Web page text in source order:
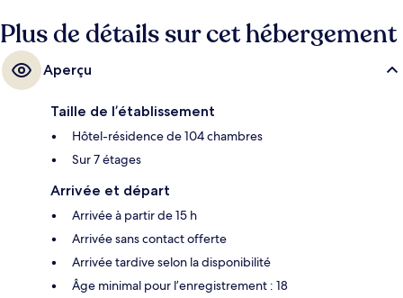
Plus de détails sur cet hébergement
Aperçu
Taille de l’établissement
Hôtel-résidence de 104 chambres
Sur 7 étages
Arrivée et départ
Arrivée à partir de 15 h
Arrivée sans contact offerte
Arrivée tardive selon la disponibilité
Âge minimal pour l’enregistrement : 18